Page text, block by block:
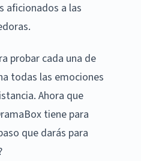
aficionados a las
probar cada una de
todas las emociones
Ahora que
tiene para
que darás para